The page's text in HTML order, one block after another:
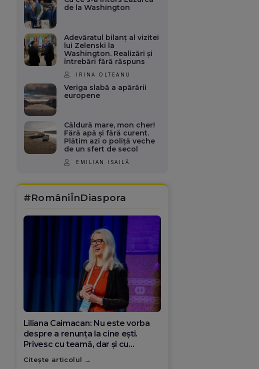
de la Washington
Adevăratul bilanț al vizitei
lui Zelenski la
Washington. Realizări și
întrebări fără răspuns
IRINA OLTEANU
Veriga slabă a apărării
europene
Căldură mare, mon cher!
Fără apă și fără curent.
Plătim azi o poliță veche
de un sfert de secol
EMILIAN ISAILĂ
#RomâniÎnDiaspora
Diana Olar, românca de la Google
care demonstrează că diaspora
poate schimba România
Citește articolul